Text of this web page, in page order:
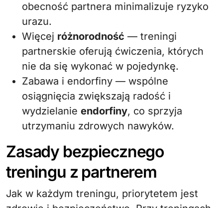
obecność partnera minimalizuje ryzyko
urazu.
Więcej różnorodność — treningi
partnerskie oferują ćwiczenia, których
nie da się wykonać w pojedynkę.
Zabawa i endorfiny — wspólne
osiągnięcia zwiększają radość i
wydzielanie endorfiny, co sprzyja
utrzymaniu zdrowych nawyków.
Zasady bezpiecznego
treningu z partnerem
Jak w każdym treningu, priorytetem jest